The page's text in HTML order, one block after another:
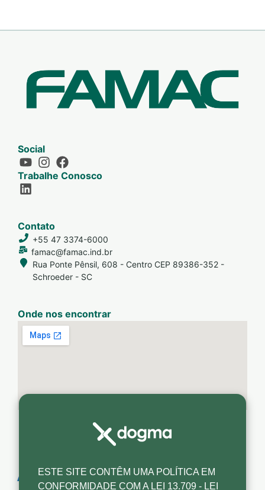
Social
Trabalhe Conosco
Contato
+55 47 3374-6000
famac@famac.ind.br
Rua Ponte Pênsil, 608 - Centro CEP 89386-352 -
Schroeder - SC
Onde nos encontrar
ESTE SITE CONTÊM UMA POLÍTICA EM
CONFORMIDADE COM A LEI 13.709 - LEI